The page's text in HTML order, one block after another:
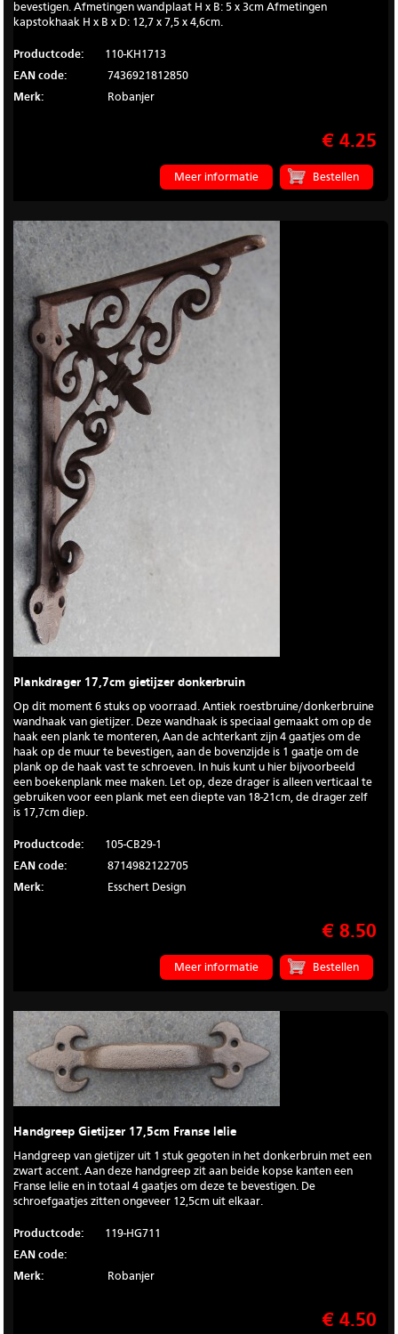
bevestigen. Afmetingen wandplaat H x B: 5 x 3cm Afmetingen
kapstokhaak H x B x D: 12,7 x 7,5 x 4,6cm.
Productcode:
110-KH1713
EAN code:
7436921812850
Merk:
Robanjer
€ 4.25
Meer informatie
Plankdrager 17,7cm gietijzer donkerbruin
Op dit moment 6 stuks op voorraad. Antiek roestbruine/donkerbruine
wandhaak van gietijzer. Deze wandhaak is speciaal gemaakt om op de
haak een plank te monteren, Aan de achterkant zijn 4 gaatjes om de
haak op de muur te bevestigen, aan de bovenzijde is 1 gaatje om de
plank op de haak vast te schroeven. In huis kunt u hier bijvoorbeeld
een boekenplank mee maken. Let op, deze drager is alleen verticaal te
gebruiken voor een plank met een diepte van 18-21cm, de drager zelf
is 17,7cm diep.
Productcode:
105-CB29-1
EAN code:
8714982122705
Merk:
Esschert Design
€ 8.50
Meer informatie
Handgreep Gietijzer 17,5cm Franse lelie
Handgreep van gietijzer uit 1 stuk gegoten in het donkerbruin met een
zwart accent. Aan deze handgreep zit aan beide kopse kanten een
Franse lelie en in totaal 4 gaatjes om deze te bevestigen. De
schroefgaatjes zitten ongeveer 12,5cm uit elkaar.
Productcode:
119-HG711
EAN code:
Merk:
Robanjer
€ 4.50